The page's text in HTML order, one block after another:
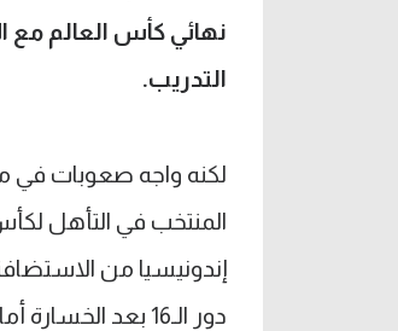
التدريب.
إندونيسيا من